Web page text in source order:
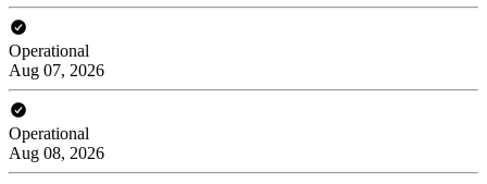
Operational
Aug 07, 2026
Operational
Aug 08, 2026